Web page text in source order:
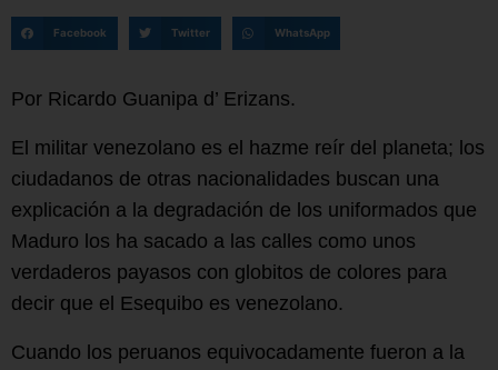
Facebook Twitter WhatsApp
Por Ricardo Guanipa d’ Erizans.
El militar venezolano es el hazme reír del planeta; los
ciudadanos de otras nacionalidades buscan una
explicación a la degradación de los uniformados que
Maduro los ha sacado a las calles como unos
verdaderos payasos con globitos de colores para
decir que el Esequibo es venezolano.
Cuando los peruanos equivocadamente fueron a la